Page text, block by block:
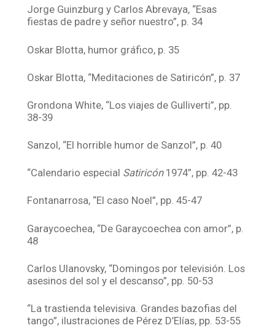
Jorge Guinzburg y Carlos Abrevaya, “Esas
fiestas de padre y señor nuestro”, p. 34
Oskar Blotta, humor gráfico, p. 35
Oskar Blotta, “Meditaciones de Satiricón”, p. 37
Grondona White, “Los viajes de Gulliverti”, pp.
38-39
Sanzol, “El horrible humor de Sanzol”, p. 40
“Calendario especial Satiricón 1974”, pp. 42-43
Fontanarrosa, “El caso Noel”, pp. 45-47
Garaycoechea, “De Garaycoechea con amor”, p.
48
Carlos Ulanovsky, “Domingos por televisión. Los
asesinos del sol y el descanso”, pp. 50-53
“La trastienda televisiva. Grandes bazofias del
tango”, ilustraciones de Pérez D’Elías, pp. 53-55